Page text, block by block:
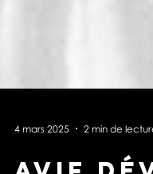
2 min de lecture